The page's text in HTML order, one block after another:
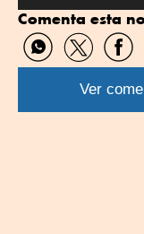
Comenta esta
Compartir
por
WhatsApp
Compartir
por
Twitter
por
Ver